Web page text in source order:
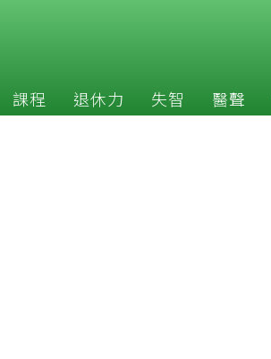
課程 退休力 失智 醫聲